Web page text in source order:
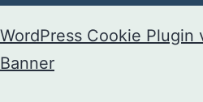
WordPress Cookie Plugin
Banner